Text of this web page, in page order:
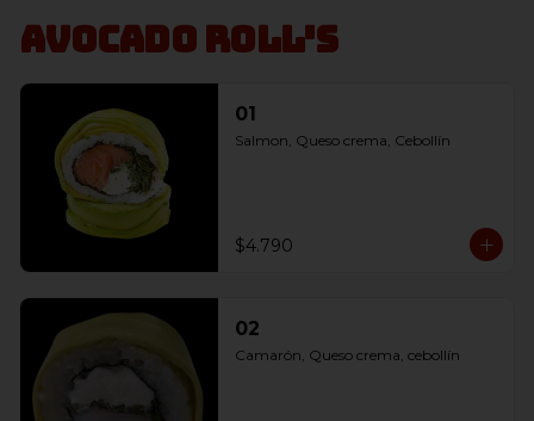
Avocado Roll's
01
Salmon, Queso crema, Cebollín
$4.790
02
Camarón, Queso crema, cebollín